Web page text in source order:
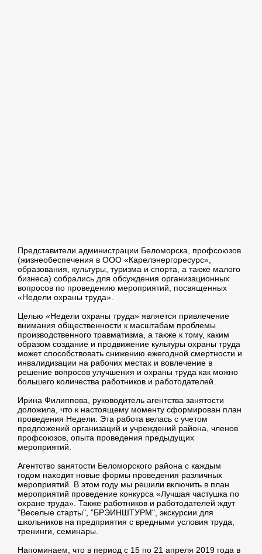
Представители администрации Беломорска, профсоюзов
(жизнеобеспечения в ООО «Карелэнергоресурс»,
образования, культуры, туризма и спорта, а также малого
бизнеса) собрались для обсуждения организационных
вопросов по проведению мероприятий, посвященных
«Недели охраны труда».
Целью «Недели охраны труда» является привлечение
внимания общественности к масштабам проблемы
производственного травматизма, а также к тому, каким
образом создание и продвижение культуры охраны труда
может способствовать снижению ежегодной смертности и
инвалидизации на рабочих местах и вовлечение в
решение вопросов улучшения и охраны труда как можно
большего количества работников и работодателей.
Ирина Филиппова, руководитель агентства занятости
доложила, что к настоящему моменту сформирован план
проведения Недели. Эта работа велась с учетом
предложений организаций и учреждений района, членов
профсоюзов, опыта проведения предыдущих
мероприятий.
Агентство занятости Беломорского района с каждым
годом находит новые формы проведения различных
мероприятий. В этом году мы решили включить в план
мероприятий проведение конкурса «Лучшая частушка по
охране труда». Также работников и работодателей ждут
"Веселые старты", "БРЭИНШТУРМ", экскурсии для
школьников на предприятия с вредными условия труда,
тренинги, семинары.
Напоминаем, что в период с 15 по 21 апреля 2019 года в